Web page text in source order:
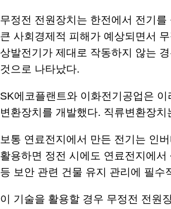
무정전 전원장치는 한전에서 전기
큰 사회경제적 피해가 예상되면서
상발전기가 제대로 작동하지 않는
것으로 나타났다.
SK에코플랜트와 이화전기공업은
변환장치를 개발했다. 직류변환장
보통 연료전지에서 만든 전기는 인
활용하면 정전 시에도 연료전지에
등 보안 관련 건물 유지 관리에 필
이 기술을 활용할 경우 무정전 전원